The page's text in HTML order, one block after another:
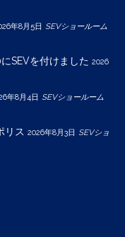
年8月5日 SEVショールーム
SEVを付けました 2026
年8月4日 SEVショールーム
リス 2026年8月3日 SEVショ